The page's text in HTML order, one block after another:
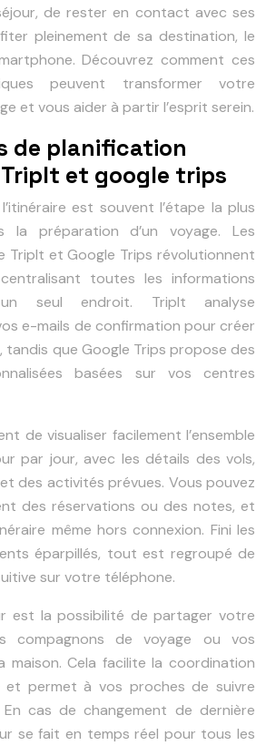
de rester en contact avec ses
pleinement de sa destination, le
Découvrez comment ces
peuvent transformer votre
et vous aider à partir l’esprit serein.
de planification
et google trips
est souvent l’étape la plus
la préparation d’un voyage. Les
TripIt et Google Trips révolutionnent
toutes les informations
seul endroit. TripIt analyse
e-mails de confirmation pour créer
tandis que Google Trips propose des
basées sur vos centres
de visualiser facilement l’ensemble
par jour, avec les détails des vols,
des activités prévues. Vous pouvez
des réservations ou des notes, et
même hors connexion. Fini les
éparpillés, tout est regroupé de
sur votre téléphone.
est la possibilité de partager votre
compagnons de voyage ou vos
maison. Cela facilite la coordination
et permet à vos proches de suivre
cas de changement de dernière
se fait en temps réel pour tous les